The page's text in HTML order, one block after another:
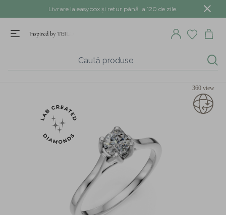
Livrare la easybox și retur până la 120 de zile.
360 view